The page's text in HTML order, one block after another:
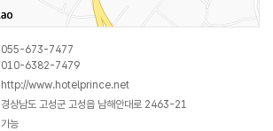
055-673-7477
010-6382-7479
http://www.hotelprince.net
경상남도 고성군 고성읍 남해안대로 2463-21
가능